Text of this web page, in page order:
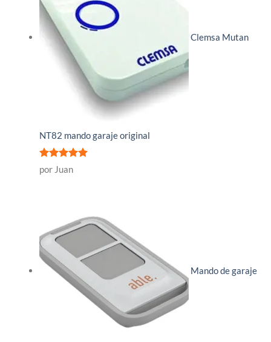
Clemsa Mutan
NT82 mando garaje original
Valorado
con
por Juan
Mando de garaje